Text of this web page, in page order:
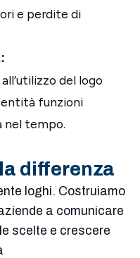
e perdite di
del logo
funzioni
nel tempo.
differenza
loghi. Costruiamo
a comunicare
scelte e crescere